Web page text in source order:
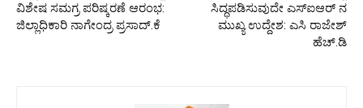
ವಿಶೇಷ ಸಮಗ್ರ ಪರಿಷ್ಕರಣೆ ಆರಂಭ:
ಜಿಲ್ಲಾಧಿಕಾರಿ ನಾಗೇಂದ್ರ ಪ್ರಸಾದ್.ಕೆ
ಸಿದ್ಧಪಡಿಸುವುದೇ ಎಸ್‌ಐಆರ್ ನ
ಮುಖ್ಯ ಉದ್ದೇಶ: ಎಸಿ ರಾಜೇಶ್
ಹೆಚ್.ಡಿ